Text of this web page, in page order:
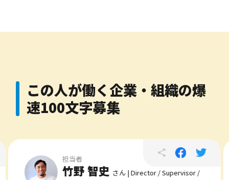
この人が働く企業・組織の爆
速100文字募集
江藤 浩輝さん | Producer